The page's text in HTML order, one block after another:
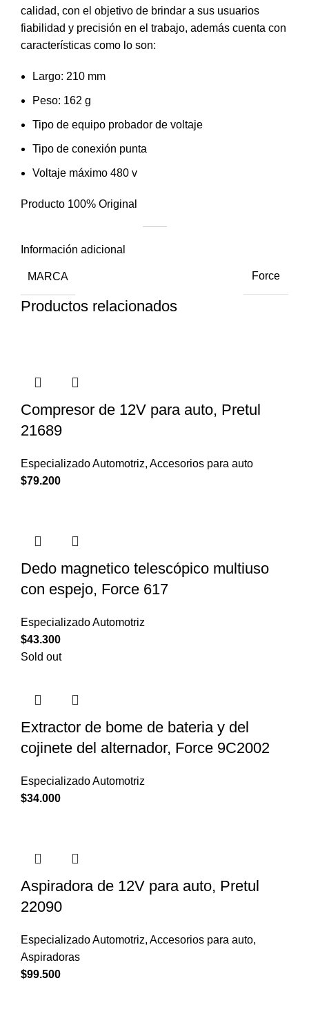
calidad, con el objetivo de brindar a sus usuarios
fiabilidad y precisión en el trabajo, además cuenta con
características como lo son:
Largo: 210 mm
Peso: 162 g
Tipo de equipo probador de voltaje
Tipo de conexión punta
Voltaje máximo 480 v
Producto 100% Original
Información adicional
MARCA Force
Productos relacionados
Compresor de 12V para auto, Pretul
21689
Especializado Automotriz, Accesorios para auto
$79.200
Dedo magnetico telescópico multiuso
con espejo, Force 617
Especializado Automotriz
$43.300
Sold out
Extractor de bome de bateria y del
cojinete del alternador, Force 9C2002
Especializado Automotriz
$34.000
Aspiradora de 12V para auto, Pretul
22090
Especializado Automotriz, Accesorios para auto,
Aspiradoras
$99.500